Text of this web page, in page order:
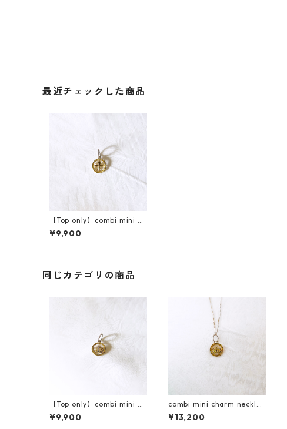
最近チェックした商品
【Top only】combi mini ch
arm necklace(cross)
¥9,900
同じカテゴリの商品
【Top only】combi mini ch
arm necklace(crown)
¥9,900
combi mini charm necklac
e(crown)
¥13,200